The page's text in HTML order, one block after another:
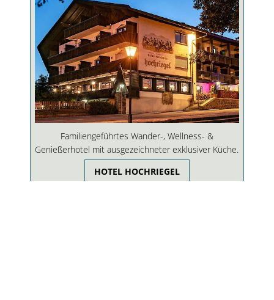
Familiengeführtes Wander-, Wellness- &
Genießerhotel mit ausgezeichneter exklusiver Küche.
HOTEL HOCHRIEGEL